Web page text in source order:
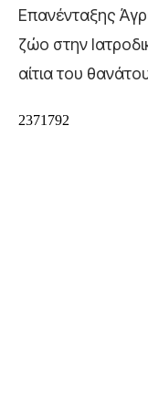
Επανένταξης
ζώο στην
αίτια του